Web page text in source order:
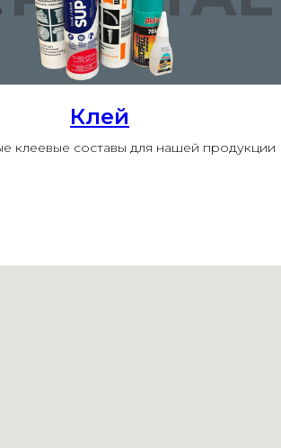
Клей
клеевые составы для нашей продукции